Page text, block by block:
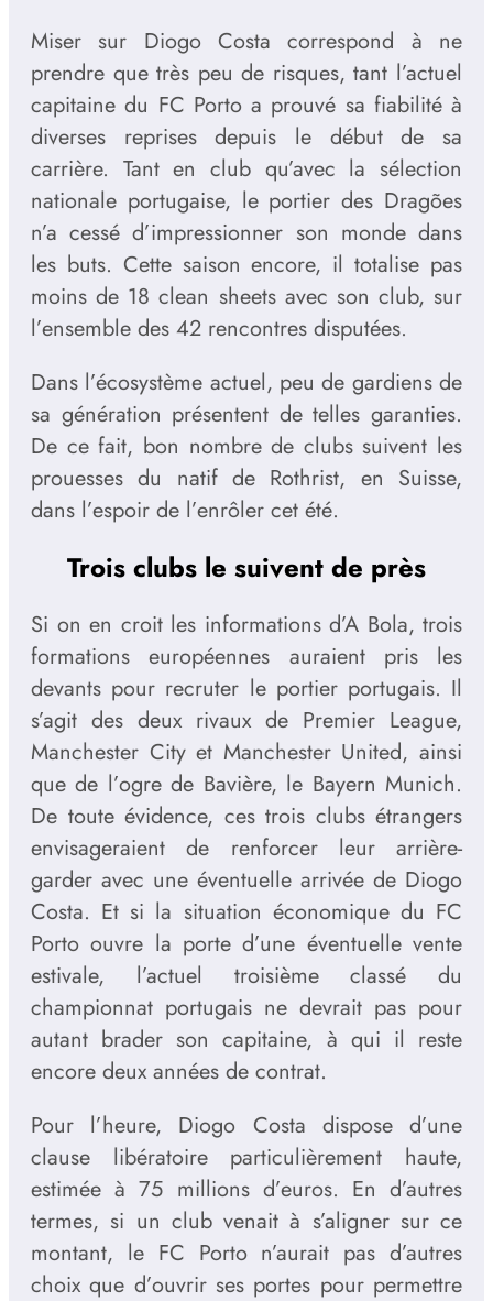
Miser sur Diogo Costa correspond à ne
prendre que très peu de risques, tant l’actuel
capitaine du FC Porto a prouvé sa fiabilité à
diverses reprises depuis le début de sa
carrière. Tant en club qu’avec la sélection
nationale portugaise, le portier des Dragões
n’a cessé d’impressionner son monde dans
les buts. Cette saison encore, il totalise pas
moins de 18 clean sheets avec son club, sur
l’ensemble des 42 rencontres disputées.
Dans l’écosystème actuel, peu de gardiens de
sa génération présentent de telles garanties.
De ce fait, bon nombre de clubs suivent les
prouesses du natif de Rothrist, en Suisse,
dans l’espoir de l’enrôler cet été.
Trois clubs le suivent de près
Si on en croit les informations d’A Bola, trois
formations européennes auraient pris les
devants pour recruter le portier portugais. Il
s’agit des deux rivaux de Premier League,
Manchester City et Manchester United, ainsi
que de l’ogre de Bavière, le Bayern Munich.
De toute évidence, ces trois clubs étrangers
envisageraient de renforcer leur arrière-
garder avec une éventuelle arrivée de Diogo
Costa. Et si la situation économique du FC
Porto ouvre la porte d’une éventuelle vente
estivale, l’actuel troisième classé du
championnat portugais ne devrait pas pour
autant brader son capitaine, à qui il reste
encore deux années de contrat.
Pour l’heure, Diogo Costa dispose d’une
clause libératoire particulièrement haute,
estimée à 75 millions d’euros. En d’autres
termes, si un club venait à s’aligner sur ce
montant, le FC Porto n’aurait pas d’autres
choix que d’ouvrir ses portes pour permettre